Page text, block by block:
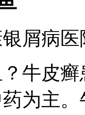
屑病医
牛皮
为主